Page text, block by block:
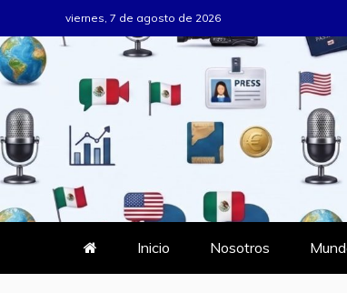
al
contenido
viernes, 7 de agosto de 2026
MUNDO
DONDE TODOS SOMOS
Inicio Nosotros